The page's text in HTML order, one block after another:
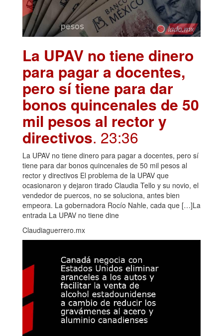
La UPAV no tiene dinero
para pagar a docentes,
pero sí tiene para dar
bonos quincenales de 50
mil pesos al rector y
directivos. 23:36
La UPAV no tiene dinero para pagar a docentes, pero sí
tiene para dar bonos quincenales de 50 mil pesos al
rector y directivos El problema de la UPAV que
ocasionaron y dejaron tirado Claudia Tello y su novio, el
vendedor de puercos, no se soluciona, antes bien
empeora. La gobernadora Rocío Nahle, cada que […]La
entrada La UPAV no tiene dine
Claudiaguerrero.mx